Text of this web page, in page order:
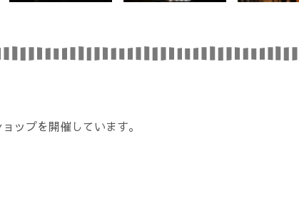
ップを開催しています。